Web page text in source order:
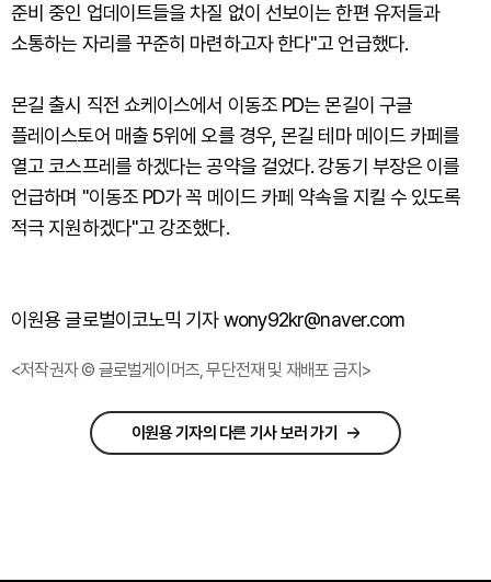
준비 중인 업데이트들을 차질 없이 선보이는 한편 유저들과
소통하는 자리를 꾸준히 마련하고자 한다"고 언급했다.
몬길 출시 직전 쇼케이스에서 이동조 PD는 몬길이 구글
플레이스토어 매출 5위에 오를 경우, 몬길 테마 메이드 카페를
열고 코스프레를 하겠다는 공약을 걸었다. 강동기 부장은 이를
언급하며 "이동조 PD가 꼭 메이드 카페 약속을 지킬 수 있도록
적극 지원하겠다"고 강조했다.
이원용 글로벌이코노믹 기자 wony92kr@naver.com
<저작권자 © 글로벌게이머즈, 무단전재 및 재배포 금지>
이원용 기자의 다른 기사 보러 가기